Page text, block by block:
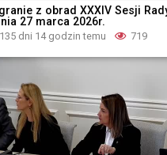
z obrad XXXIV Sesji
27 marca 2026r.
135 dni 14 godzin temu 719